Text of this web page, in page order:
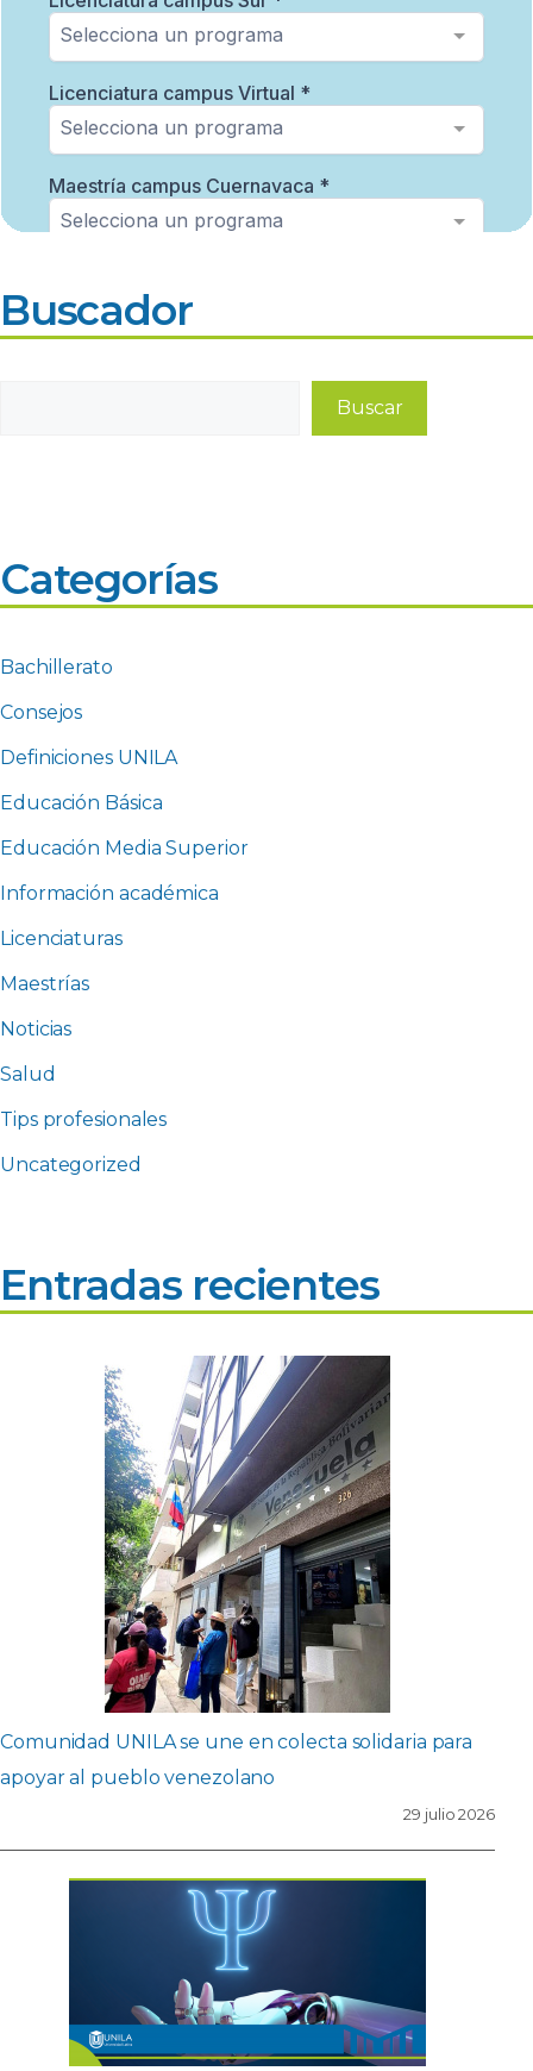
Buscador
Buscar
Categorías
Bachillerato
Consejos
Definiciones UNILA
Educación Básica
Educación Media Superior
Información académica
Licenciaturas
Maestrías
Noticias
Salud
Tips profesionales
Uncategorized
Entradas recientes
Comunidad UNILA se une en colecta solidaria para
apoyar al pueblo venezolano
29 julio 2026